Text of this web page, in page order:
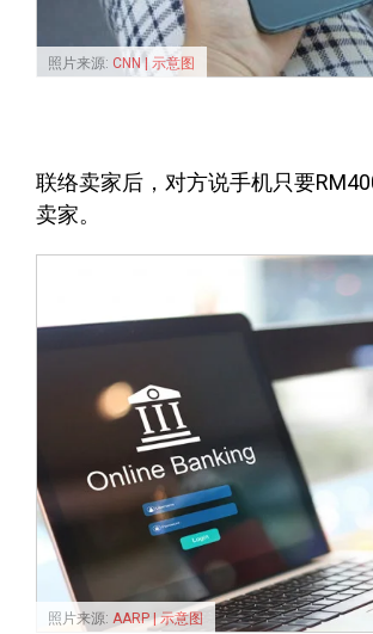
照片来源: CNN | 示意图
联络卖家后，对方说手机只要
卖家。
照片来源: AARP | 示意图